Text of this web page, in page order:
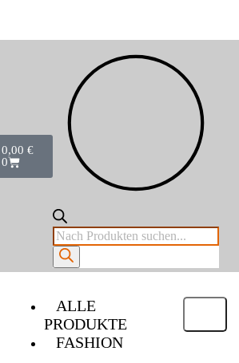
0,00 €
0
ALLE
PRODUKTE
FASHION